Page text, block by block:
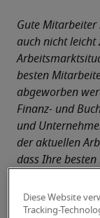
Gute Mitarbeiter
auch nicht leicht
besten
abgeworben
Finanz- und
und
der aktuellen
dass Ihre
Mitarbeiter im
werden
Diese Website
Tracking-